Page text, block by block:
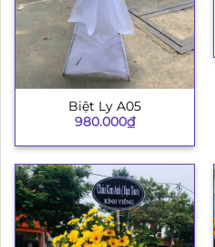
Biệt Ly A05
980.000₫